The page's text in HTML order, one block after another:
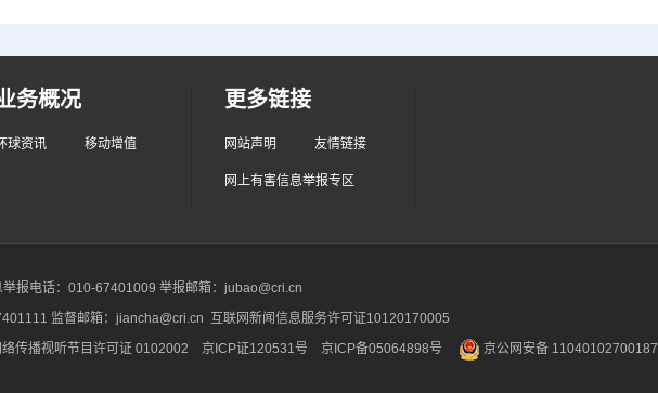
务概况
球资讯 移动增值
更多链接
网站声明 友情链接
网上有害信息举报专区
举报电话：010-67401009 举报邮箱：jubao@cri.cn
监督邮箱：jiancha@cri.cn 互联网新闻信息服务许可证10120170005
络传播视听节目许可证 0102002 京ICP证120531号 京ICP备05064898号 京公网安备